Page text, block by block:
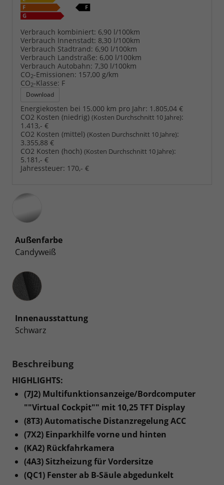
Verbrauch kombiniert: 6,90 l/100km
Verbrauch Innenstadt: 8,30 l/100km
Verbrauch Stadtrand: 6,90 l/100km
Verbrauch Landstraße: 6,00 l/100km
Verbrauch Autobahn: 7,30 l/100km
CO2-Emissionen: 157,00 g/km
CO2-Klasse: F
Download
Energiekosten bei 15.000 km pro Jahr: 1.805,04 €
CO2 Kosten (niedrig) (Kosten Durchschnitt 10 Jahre):
1.413,- €
CO2 Kosten (mittel) (Kosten Durchschnitt 10 Jahre):
3.355,88 €
CO2 Kosten (hoch) (Kosten Durchschnitt 10 Jahre):
5.181,- €
Jahressteuer: 170,- €
Außenfarbe
Candyweiß
Innenausstattung
Innenausstattung
Schwarz
Beschreibung
HIGHLIGHTS:
(7J2) Multifunktionsanzeige/Bordcomputer
""Virtual Cockpit"" mit 10,25 TFT Display
(8T3) Automatische Distanzregelung ACC
(7X2) Einparkhilfe vorne und hinten
(KA2) Rückfahrkamera
(4A3) Sitzheizung für Vordersitze
(QC1) Fenster ab B-Säule abgedunkelt